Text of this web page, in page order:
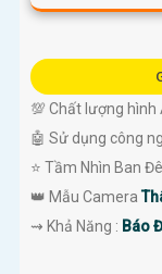
💯 Chất lượng hình
🤖️ Sử dụng công
⭐ Tầm Nhìn Ban
👑 Mẫu Camera
️⇝ Khả Năng : Báo